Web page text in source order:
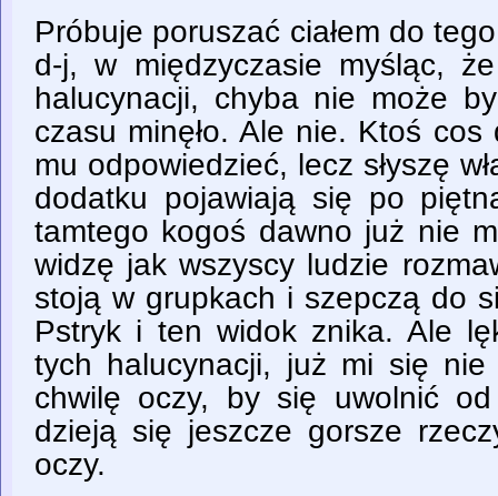
Próbuje poruszać ciałem do
d-j, w międzyczasie myśląc,
halucynacji, chyba nie może
czasu minęło. Ale nie. Ktoś
mu odpowiedzieć, lecz słyszę
dodatku pojawiają się po
tamtego kogoś dawno już nie
widzę jak wszyscy ludzie
stoją w grupkach i szepczą do
Pstryk i ten widok znika. Ale
tych halucynacji, już mi się
chwilę oczy, by się uwolnić
dzieją się jeszcze gorsze
oczy.